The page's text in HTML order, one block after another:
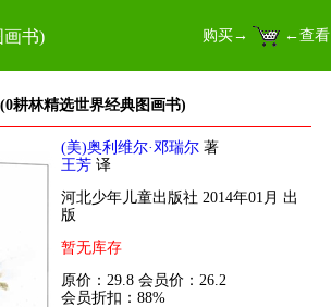
画书) 购买→ ←查看
耕林精选世界经典图画书)
(美)奥利维尔·邓瑞尔 著
王芳 译
河北少年儿童出版社 2014年01月 出
版
暂无库存
原价：29.8 会员价：26.2
会员折扣：88%